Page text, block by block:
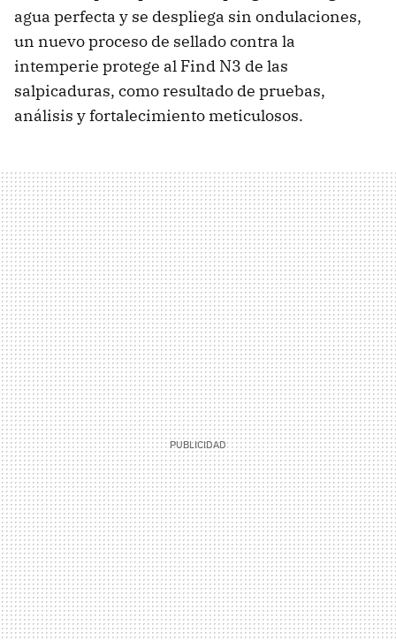
agua perfecta y se despliega sin ondulaciones,
un nuevo proceso de sellado contra la
intemperie protege al Find N3 de las
salpicaduras, como resultado de pruebas,
análisis y fortalecimiento meticulosos.